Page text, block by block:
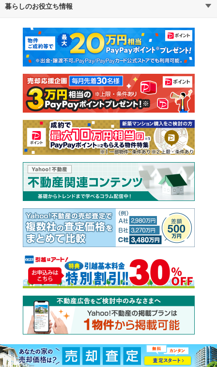
通勤・通学時間から探す
不動産・住宅
新築マンション 中古マンション
新築一戸建て 中古一戸建て
注文住宅 土地
売却査定
暮らしのお役立ち情報
マンションカタログ 教えて！住まいの先生